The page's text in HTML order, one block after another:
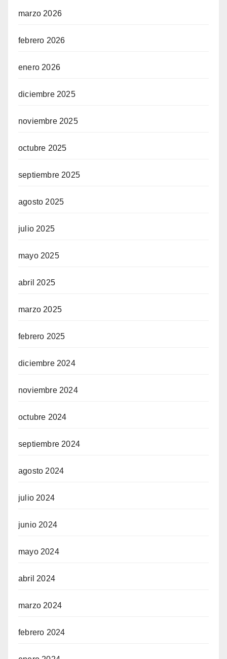
marzo 2026
febrero 2026
enero 2026
diciembre 2025
noviembre 2025
octubre 2025
septiembre 2025
agosto 2025
julio 2025
mayo 2025
abril 2025
marzo 2025
febrero 2025
diciembre 2024
noviembre 2024
octubre 2024
septiembre 2024
agosto 2024
julio 2024
junio 2024
mayo 2024
abril 2024
marzo 2024
febrero 2024